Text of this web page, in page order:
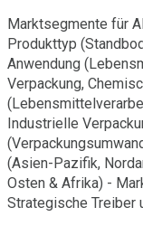
Marktsegmente für
Produkttyp
Anwendung
Verpackung,
Industrielle
(Asien-Pazifik,
Osten & Afrika) -
Strategische Treiber